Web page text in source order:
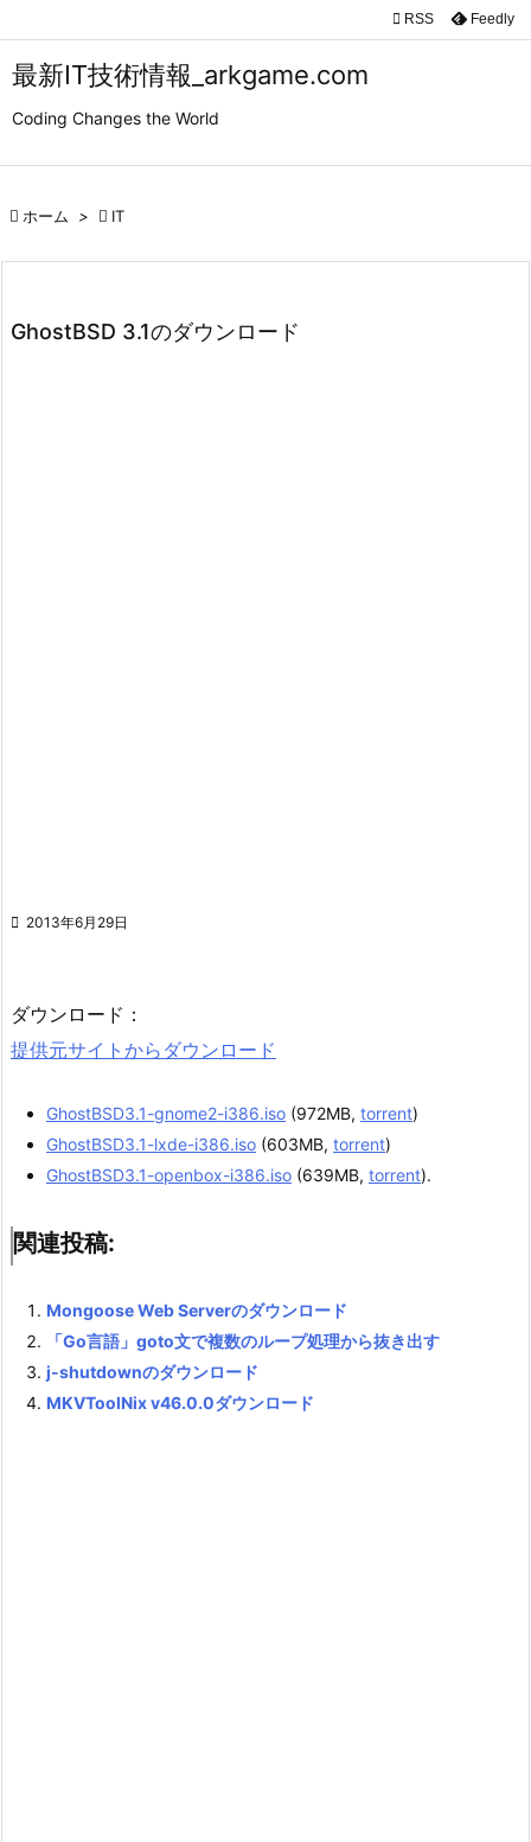
最新IT技術情報_arkgame.com
Coding Changes the World


 RSS Feedly
 ホーム >  IT
GhostBSD 3.1のダウンロード
 2013年6月29日
ダウンロード：
提供元サイトからダウンロード
GhostBSD3.1-gnome2-i386.iso (972MB, torrent)
GhostBSD3.1-lxde-i386.iso (603MB, torrent)
GhostBSD3.1-openbox-i386.iso (639MB, torrent).
関連投稿:
Mongoose Web Serverのダウンロード
「Go言語」goto文で複数のループ処理から抜き出す
j-shutdownのダウンロード
MKVToolNix v46.0.0ダウンロード